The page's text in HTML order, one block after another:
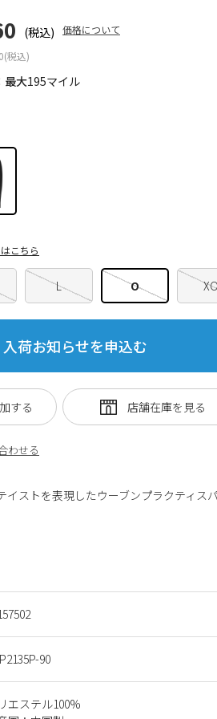
最大195マイル
税込)
(税込) 価格について
90
エステル100%
L O
こちら
入荷お知らせを申込む
わせる
する
イストを表現したウーブンプラクティス